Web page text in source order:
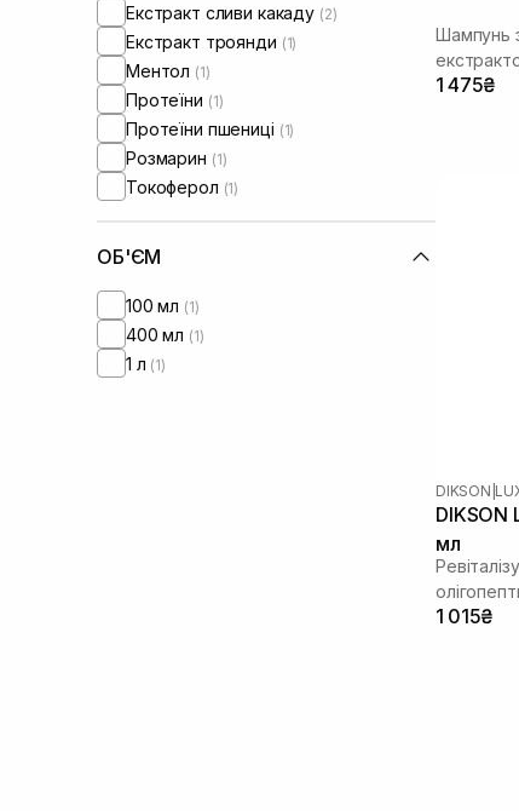
Екстракт сливи какаду (2)
Екстракт троянди (1)
Ментол (1)
Протеїни (1)
Протеїни пшениці (1)
Розмарин (1)
Токоферол (1)
ОБ'ЄМ
100 мл (1)
400 мл (1)
1 л (1)
Шампунь
1 475₴
DIKSON
DIKSON
мл
1 015₴